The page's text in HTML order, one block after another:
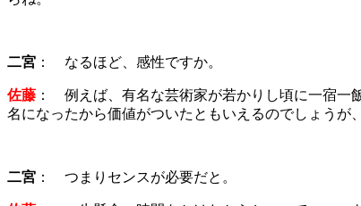
二宮 ： なるほど、感性ですか。
佐藤 ： 例えば、有名な芸術家が若かりし頃に一宿一
名になったから価値がついたともいえるのでしょうが
二宮 ： つまりセンスが必要だと。